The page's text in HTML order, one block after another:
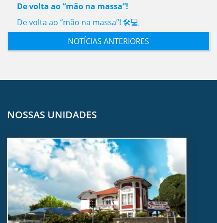
De volta ao “mão na massa”!
De volta ao “mão na massa”! 🛠️💻
NOTÍCIAS ANTERIORES
NOSSAS UNIDADES